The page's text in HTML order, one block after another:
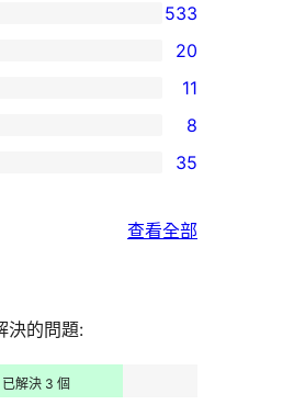
533
20
11
8
35
查看全部
決的問題:
解決 3 個